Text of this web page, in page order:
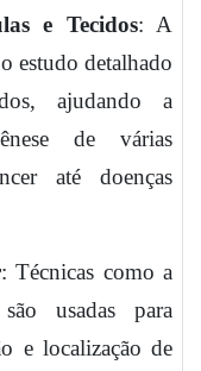
e Tecidos: A
estudo detalhado
ajudando a
de várias
até doenças
: Técnicas como a
usadas para
e localização de